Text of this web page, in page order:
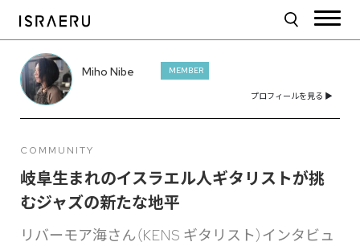
Miho Nibe MEMBER
プロフィールを見る ▶︎
COMMUNITY
岐阜生まれのイスラエル人ギタリストが挑
むジャズの新たな地平
リバーモア海さん（KENS ギタリスト）インタビュ